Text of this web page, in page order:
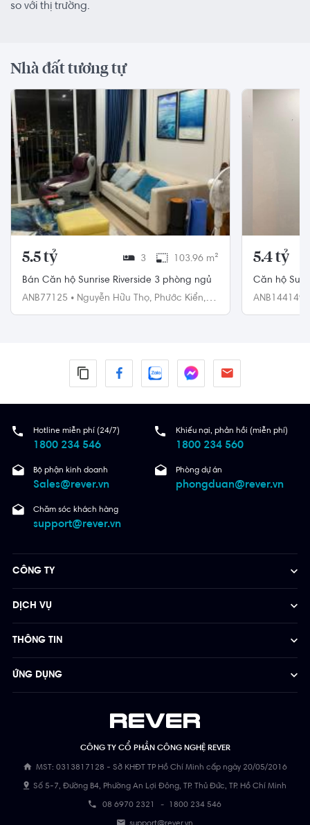
so với thị trường.
Nhà đất tương tự
5.5 tỷ 3 103.96 m²
Bán Căn hộ Sunrise Riverside 3 phòng ngủ
ANB77125 • Nguyễn Hữu Thọ, Phước Kiển,
5.4 tỷ
Căn hộ
nam đầy đủ
ANB144149
Hotline miễn phí (24/7)
1800 234 546
Khiếu nại, phản hồi (miễn phí)
1800 234 560
Bộ phận kinh doanh
Sales@rever.vn
Phòng dự án
phongduan@rever.vn
Chăm sóc khách hàng
support@rever.vn
CÔNG TY CỔ PHẦN CÔNG NGHỆ REVER
MST: 0313817128 - Sở KHĐT TP Hồ Chí Minh cấp ngày 20/05/2016
Số 5-7, Đường B4, Phường An Lợi Đông, TP. Thủ Đức, TP. Hồ Chí Minh
08 6970 2321 - 1800 234 546
CÔNG TY
DỊCH VỤ
THÔNG TIN
ỨNG DỤNG